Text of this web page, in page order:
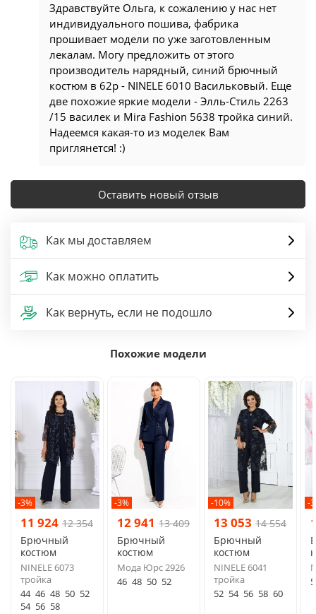
Здравствуйте Ольга, к сожалению у нас нет
индивидуального пошива, фабрика
прошивает модели по уже заготовленным
лекалам. Могу предложить от этого
производитель нарядный, синий брючный
костюм в 62р - NINELE 6010 Васильковый. Еще
две похожие яркие модели - Элль-Стиль 2263
/15 василек и Mira Fashion 5638 тройка синий.
Надеемся какая-то из моделек Вам
приглянется! :)
Оставить новый отзыв
Как мы доставляем
Как можно оплатить
Как вернуть, если не подошло
Похожие модели
-3%
11 924 12 354
Брючный
костюм
NINELE 6073
тройка
44 46 48 50 52
54 56 58
-3%
12 941 13 409
Брючный
костюм
Мода Юрс 2926
46 48 50 52
-10%
13 053 14 554
Брючный
костюм
NINELE 6041
тройка
52 54 56 58 60
-